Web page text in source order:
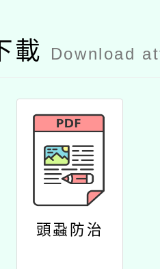
載 Download
頭蝨防治